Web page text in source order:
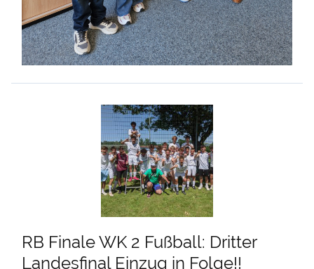
RB Finale WK 2 Fußball: Dritter
Landesfinal Einzug in Folge!!